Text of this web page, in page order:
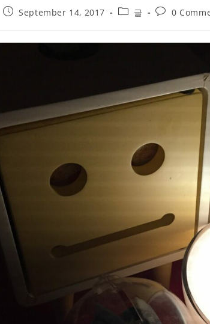
PostSeptember 14, 2017
Post글
Post0